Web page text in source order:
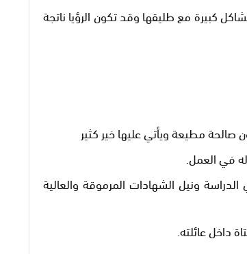
كبيرة مع طليقها وقد تكون الرؤيا ناتجة
صالحة مطيعة ويأتي عليها خير كثير
له في العمل.
ونيل الشهادات المرموقة والعالية
داخل عائلته.